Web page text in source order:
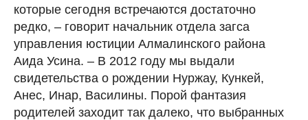
которые сегодня встречаются достаточно
редко, – говорит начальник отдела загса
управления юстиции Алмалинского района
Аида Усина. – В 2012 году мы выдали
свидетельства о рождении Нуржау, Кункей,
Анес, Инар, Василины. Порой фантазия
родителей заходит так далеко, что выбранных